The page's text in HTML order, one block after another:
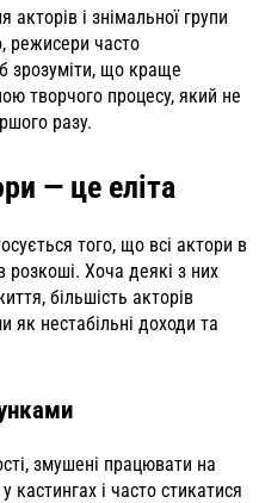
і знімальної групи
режисери часто
зрозуміти, що краще
творчого процесу, який не
разу.
— це еліта
того, що всі актори в
розкоші. Хоча деякі з них
більшість акторів
нестабільні доходи та
змушені працювати на
кастингах і часто стикатися